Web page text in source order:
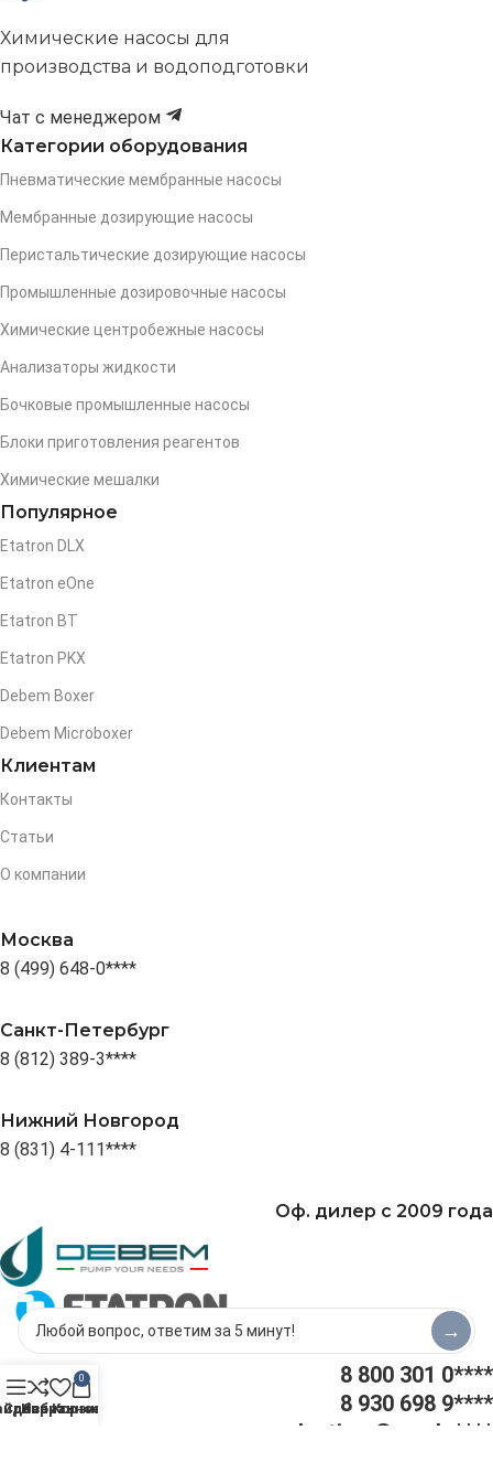
Химические насосы для
производства и водоподготовки
Чат с менеджером
Категории оборудования
Пневматические мембранные насосы
Мембранные дозирующие насосы
Перистальтические дозирующие насосы
Промышленные дозировочные насосы
Химические центробежные насосы
Анализаторы жидкости
Бочковые промышленные насосы
Блоки приготовления реагентов
Химические мешалки
Популярное
Etatron DLX
Etatron eOne
Etatron BT
Etatron PKX
Debem Boxer
Debem Microboxer
Клиентам
Контакты
Статьи
О компании
Москва
8 (499) 648-0****
Санкт-Петербург
8 (812) 389-3****
Нижний Новгород
8 (831) 4-111****
Оф. дилер с 2009 года
8 800 301 0****
8 930 698 9****
plastime@yande****
→
Сравнить
Избранное
0
Корзина